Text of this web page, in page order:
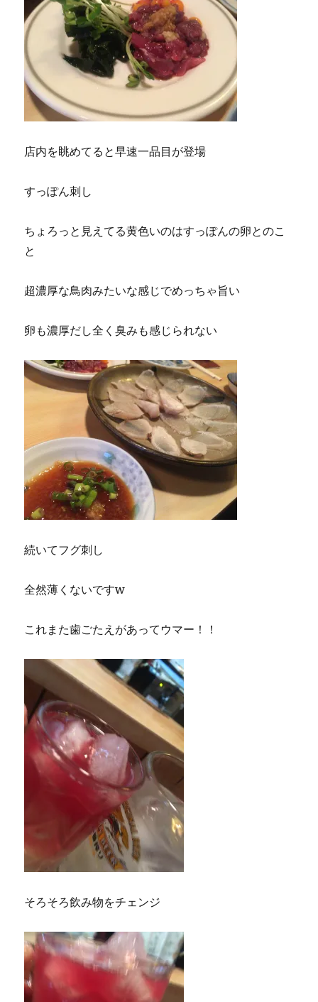
店内を眺めてると早速一品目が登場
すっぽん刺し
ちょろっと見えてる黄色いのはすっぽんの卵とのこ
と
超濃厚な鳥肉みたいな感じでめっちゃ旨い
卵も濃厚だし全く臭みも感じられない
続いてフグ刺し
全然薄くないですw
これまた歯ごたえがあってウマー！！
そろそろ飲み物をチェンジ